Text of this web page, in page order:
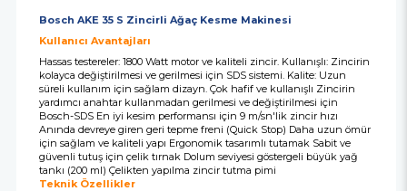
Bosch AKE 35 S Zincirli Ağaç Kesme Makinesi
Kullanıcı Avantajları
Hassas testereler: 1800 Watt motor ve kaliteli zincir. Kullanışlı: Zincirin
kolayca değiştirilmesi ve gerilmesi için SDS sistemi. Kalite: Uzun
süreli kullanım için sağlam dizayn. Çok hafif ve kullanışlı Zincirin
yardımcı anahtar kullanmadan gerilmesi ve değiştirilmesi için
Bosch-SDS En iyi kesim performansı için 9 m/sn'lik zincir hızı
Anında devreye giren geri tepme freni (Quick Stop) Daha uzun ömür
için sağlam ve kaliteli yapı Ergonomik tasarımlı tutamak Sabit ve
güvenli tutuş için çelik tırnak Dolum seviyesi göstergeli büyük yağ
tankı (200 ml) Çelikten yapılma zincir tutma pimi
Teknik Özellikler